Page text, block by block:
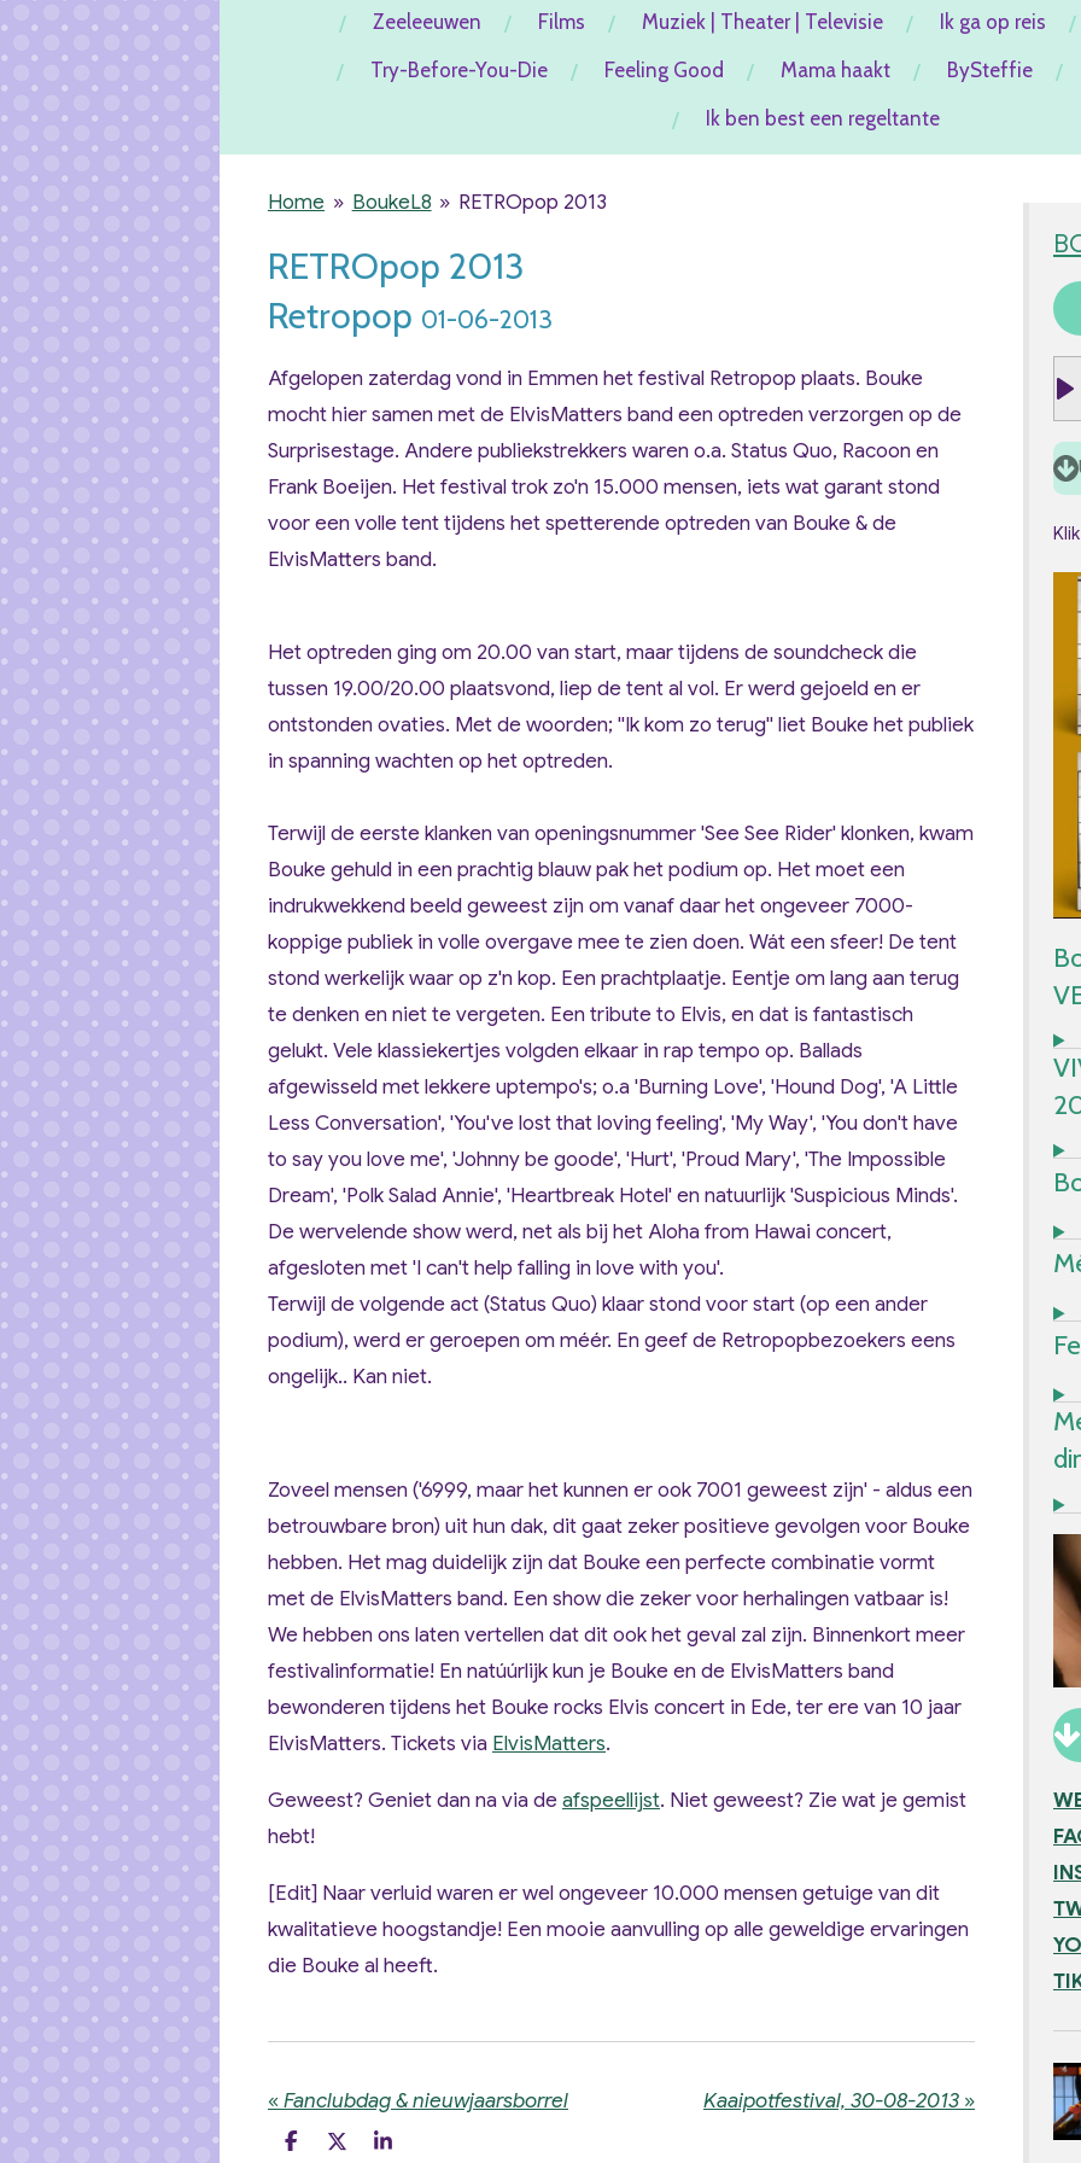
Zeeleeuwen
Films Muziek | Theater | Televisie Ik ga op reis
Try-Before-You-Die
Feeling Good Mama haakt BySteffie
Ik ben best een regeltante
Home » BoukeL8 » RETROpop 2013
RETROpop 2013
Retropop 01-06-2013
Afgelopen zaterdag vond in Emmen het festival Retropop plaats. Bouke
mocht hier samen met de ElvisMatters band een optreden verzorgen op de
Surprisestage. Andere publiekstrekkers waren o.a. Status Quo, Racoon en
Frank Boeijen. Het festival trok zo'n 15.000 mensen, iets wat garant stond
voor een volle tent tijdens het spetterende optreden van Bouke & de
ElvisMatters band.
Het optreden ging om 20.00 van start, maar tijdens de soundcheck die
tussen 19.00/20.00 plaatsvond, liep de tent al vol. Er werd gejoeld en er
ontstonden ovaties. Met de woorden; ''Ik kom zo terug''liet Bouke het publiek
in spanning wachten op het optreden.
Terwijl de eerste klanken van openingsnummer 'See See Rider' klonken, kwam
Bouke gehuld in een prachtig blauw pak het podium op. Het moet een
indrukwekkend beeld geweest zijn om vanaf daar het ongeveer 7000-
koppige publiek in volle overgave mee te zien doen. Wát een sfeer! De tent
stond werkelijk waar op z'n kop. Een prachtplaatje. Eentje om lang aan terug
te denken en niet te vergeten. Een tribute to Elvis, en dat is fantastisch
gelukt. Vele klassiekertjes volgden elkaar in rap tempo op. Ballads
afgewisseld met lekkere uptempo's; o.a'Burning Love', 'Hound Dog', 'A Little
Less Conversation', 'You've lost that loving feeling', 'My Way', 'You don't have
to say you love me', 'Johnny be goode', 'Hurt', 'Proud Mary', 'The Impossible
Dream', 'Polk Salad Annie', 'Heartbreak Hotel'en natuurlijk 'Suspicious Minds'.
De wervelende show werd, net als bij het Aloha from Hawai concert,
afgesloten met'I can't help falling in love with you'.
Terwijl de volgende act (Status Quo) klaar stond voor start (op een ander
podium), werd er geroepen om méér. En geef de Retropopbezoekers eens
ongelijk.. Kan niet.
Zoveel mensen ('6999, maar het kunnen er ook 7001 geweest zijn' - aldus een
betrouwbare bron) uit hun dak, dit gaat zeker positieve gevolgen voor Bouke
hebben. Het mag duidelijk zijn dat Bouke een perfecte combinatie vormt
met de ElvisMatters band. Een show die zeker voor herhalingen vatbaar is!
We hebben ons laten vertellen dat dit ook het geval zal zijn. Binnenkort meer
festivalinformatie! En natúúrlijk kun je Bouke en de ElvisMatters band
bewonderen tijdens het Bouke rocks Elvis concert in Ede, ter ere van 10 jaar
ElvisMatters. Tickets via ElvisMatters.
Geweest? Geniet dan na via deafspeellijst. Niet geweest? Zie wat je gemist
hebt!
[Edit] Naar verluid waren er wel ongeveer 10.000 mensen getuige van dit
kwalitatieve hoogstandje! Een mooie aanvulling op alle geweldige ervaringen
die Bouke al heeft.
« Fanclubdag & nieuwjaarsborrel Kaaipotfestival, 30-08-2013 »
D
D
S
P
l
a
Klik